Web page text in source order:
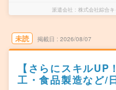
派遣会社 株式会社綜合
未読 掲載日 2026/08/07
【さらにスキル
工・食品製造など/